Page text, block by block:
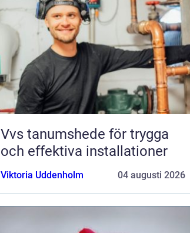
Vvs tanumshede för trygga
och effektiva installationer
Viktoria Uddenholm 04 augusti 2026